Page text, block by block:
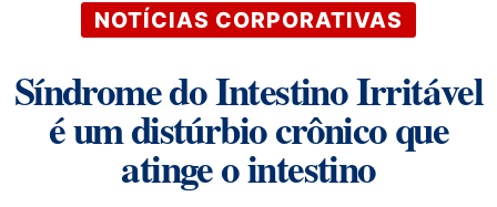
NOTÍCIAS CORPORATIVAS
Síndrome do Intestino Irritável
é um distúrbio crônico que
atinge o intestino